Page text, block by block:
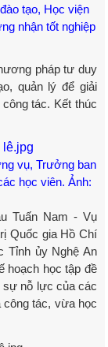
tạo, Học viện
nhận tốt nghiệp
pháp tư duy
quản lý để giải
tác. Kết thúc
vụ, Trưởng ban
học viên. Ảnh:
Tuấn Nam - Vụ
Quốc gia Hồ Chí
Tỉnh ủy Nghệ An
hoạch học tập đề
sự nỗ lực của các
công tác, vừa học